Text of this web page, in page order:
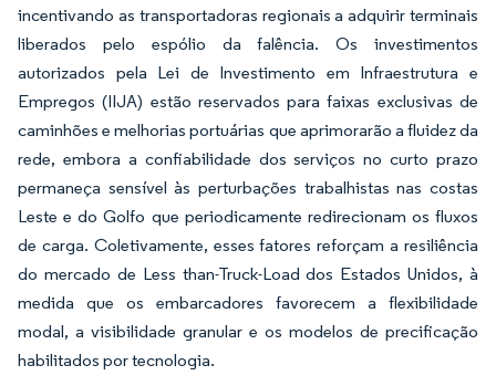
incentivando as transportadoras regionais a adquirir terminais
liberados pelo espólio da falência. Os investimentos
autorizados pela Lei de Investimento em Infraestrutura e
Empregos (IIJA) estão reservados para faixas exclusivas de
caminhões e melhorias portuárias que aprimorarão a fluidez da
rede, embora a confiabilidade dos serviços no curto prazo
permaneça sensível às perturbações trabalhistas nas costas
Leste e do Golfo que periodicamente redirecionam os fluxos
de carga. Coletivamente, esses fatores reforçam a resiliência
do mercado de Less than-Truck-Load dos Estados Unidos, à
medida que os embarcadores favorecem a flexibilidade
modal, a visibilidade granular e os modelos de precificação
habilitados por tecnologia.